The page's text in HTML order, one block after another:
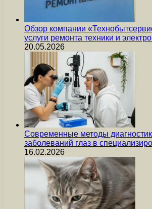
Обзор компании
услуги ремонта техники и
20.05.2026
Современные методы
заболеваний глаз в
16.02.2026